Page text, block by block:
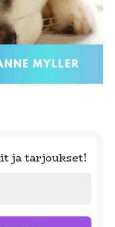
ja tarjoukset!